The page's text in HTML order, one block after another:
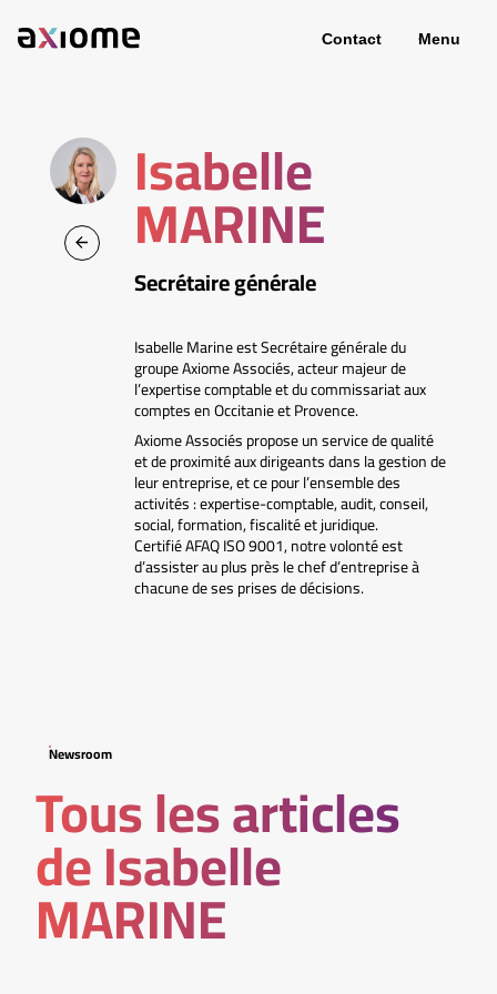
Contact Menu
Isabelle
MARINE
Secrétaire générale
Isabelle Marine est Secrétaire générale du
groupe Axiome Associés, acteur majeur de
l’expertise comptable et du commissariat aux
comptes en Occitanie et Provence.
Axiome Associés propose un service de qualité
et de proximité aux dirigeants dans la gestion de
leur entreprise, et ce pour l’ensemble des
activités : expertise-comptable, audit, conseil,
social, formation, fiscalité et juridique.
Certifié AFAQ ISO 9001, notre volonté est
d’assister au plus près le chef d’entreprise à
chacune de ses prises de décisions.
Newsroom
Tous les articles
de Isabelle
MARINE